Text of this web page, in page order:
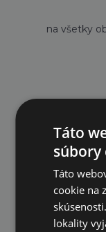
na všetky
99 %
Táto
súbory
Táto
cookie na
lokality